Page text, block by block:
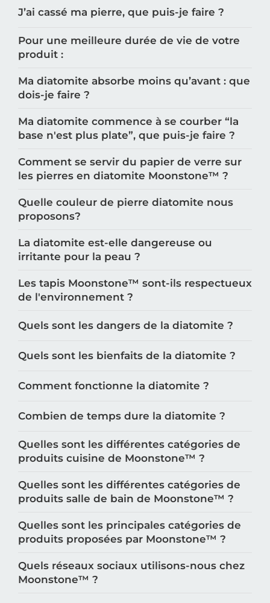
J’ai cassé ma pierre, que puis-je faire ?
Pour une meilleure durée de vie de votre
produit :
Ma diatomite absorbe moins qu’avant : que
dois-je faire ?
Ma diatomite commence à se courber “la
base n'est plus plate”, que puis-je faire ?
Comment se servir du papier de verre sur
les pierres en diatomite Moonstone™️ ?
Quelle couleur de pierre diatomite nous
proposons?
La diatomite est-elle dangereuse ou
irritante pour la peau ?
Les tapis Moonstone™️ sont-ils respectueux
de l'environnement ?
Quels sont les dangers de la diatomite ?
Quels sont les bienfaits de la diatomite ?
Comment fonctionne la diatomite ?
Combien de temps dure la diatomite ?
Quelles sont les différentes catégories de
produits cuisine de Moonstone™️ ?
Quelles sont les différentes catégories de
produits salle de bain de Moonstone™️ ?
Quelles sont les principales catégories de
produits proposées par Moonstone™️ ?
Quels réseaux sociaux utilisons-nous chez
Moonstone™️ ?